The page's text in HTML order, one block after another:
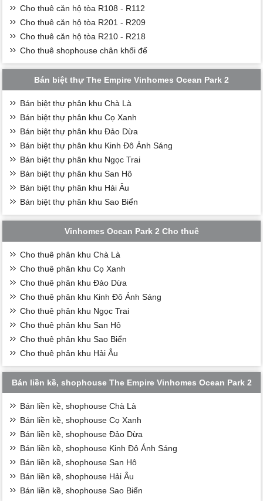
Cho thuê căn hộ tòa R108 - R112
Cho thuê căn hộ tòa R201 - R209
Cho thuê căn hộ tòa R210 - R218
Cho thuê shophouse chân khối đế
Bán biệt thự The Empire Vinhomes Ocean Park 2
Bán biệt thự phân khu Chà Là
Bán biệt thự phân khu Cọ Xanh
Bán biệt thự phân khu Đảo Dừa
Bán biệt thự phân khu Kinh Đô Ánh Sáng
Bán biệt thự phân khu Ngọc Trai
Bán biệt thự phân khu San Hô
Bán biệt thự phân khu Hải Âu
Bán biệt thự phân khu Sao Biển
Vinhomes Ocean Park 2 Cho thuê
Cho thuê phân khu Chà Là
Cho thuê phân khu Cọ Xanh
Cho thuê phân khu Đảo Dừa
Cho thuê phân khu Kinh Đô Ánh Sáng
Cho thuê phân khu Ngọc Trai
Cho thuê phân khu San Hô
Cho thuê phân khu Sao Biển
Cho thuê phân khu Hải Âu
Bán liền kề, shophouse The Empire Vinhomes Ocean Park 2
Bán liền kề, shophouse Chà Là
Bán liền kề, shophouse Cọ Xanh
Bán liền kề, shophouse Đảo Dừa
Bán liền kề, shophouse Kinh Đô Ánh Sáng
Bán liền kề, shophouse San Hô
Bán liền kề, shophouse Hải Âu
Bán liền kề, shophouse Sao Biển